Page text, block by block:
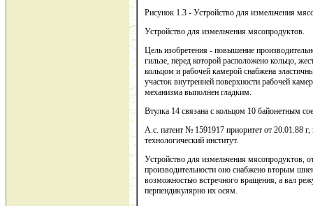
Рисунок 1.3 - Устройство для измельчения
Устройство для измельчения мясопродуктов.
Цель изобретения - повышение
гильзе, перед которой расположено кольцо,
кольцом и рабочей камерой снабжена
участок внутренней поверхности рабочей
механизма выполнен гладким.
Втулка 14 связана с кольцом 10 байонетным
А.с. патент № 1591917 приоритет от 20.01.88
технологический институт.
Устройство для измельчения мясопродуктов,
производительности оно снабжено вторым
возможностью встречного вращения, а вал
перпендикулярно их осям.